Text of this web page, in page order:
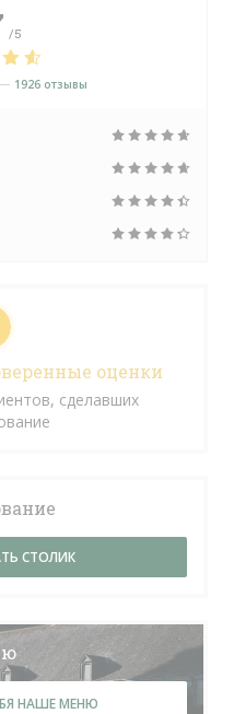
/5
— 1926 отзывы
оценки
сделавших
СТОЛИК
НАШЕ МЕНЮ